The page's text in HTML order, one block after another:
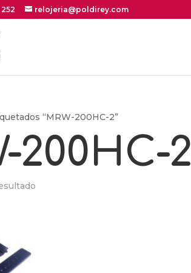
relojeria@poldirey.com
“MRW-200HC-2”
200HC-2